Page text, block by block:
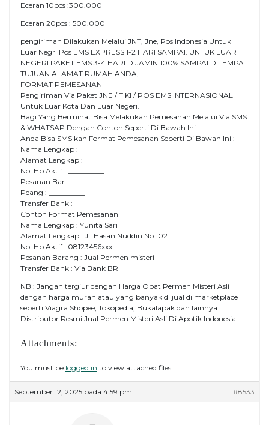
Eceran 10pcs :300.000
Eceran 20pcs : 500.000
pengiriman Dilakukan Melalui JNT, Jne, Pos Indonesia Untuk
Luar Negri Pos EMS EXPRESS 1-2 HARI SAMPAI. UNTUK LUAR
NEGERI PAKET EMS 3-4 HARI DIJAMIN 100% SAMPAI DITEMPAT
TUJUAN ALAMAT RUMAH ANDA,
FORMAT PEMESANAN
Pengiriman Via Paket JNE / TIKI / POS EMS INTERNASIONAL
Untuk Luar Kota Dan Luar Negeri.
Bagi Yang Berminat Bisa Melakukan Pemesanan Melalui Via SMS
& WHATSAP Dengan Contoh Seperti Di Bawah Ini.
Anda Bisa SMS kan Format Pemesanan Seperti Di Bawah Ini :
Nama Lengkap : __________
Alamat Lengkap : __________
No. Hp Aktif : __________
Pesanan Bar
Peang : __________
Transfer Bank : ____________
Contoh Format Pemesanan
Nama Lengkap : Yunita Sari
Alamat Lengkap : Jl. Hasan Nuddin No.102
No. Hp Aktif : 08123456xxx
Pesanan Barang : Jual Permen misteri
Transfer Bank : Via Bank BRI
NB : Jangan tergiur dengan Harga Obat Permen Misteri Asli
dengan harga murah atau yang banyak di jual di marketplace
seperti Viagra Shopee, Tokopedia, Bukalapak dan lainnya.
Distributor Resmi Jual Permen Misteri Asli Di Apotik Indonesia
Attachments:
You must be logged in to view attached files.
September 12, 2025 pada 4:59 pm #8533